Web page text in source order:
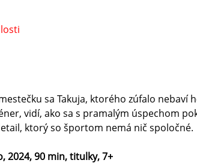
sa Takuja, ktorého zúfalo
vidí, ako sa s pramalým úspechom
ktorý so športom nemá nič spoločné.
2024, 90 min, titulky, 7+